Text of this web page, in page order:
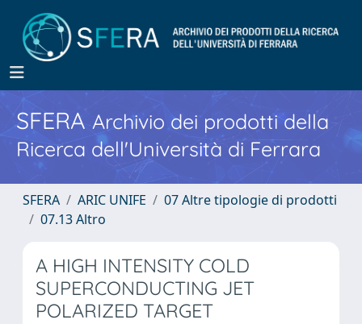
SFERA Archivio dei prodotti della
Ricerca dell'Università di Ferrara
SFERA ARIC UNIFE
07 Altre tipologie di prodotti
07.13 Altro
A HIGH INTENSITY COLD
SUPERCONDUCTING JET
POLARIZED TARGET